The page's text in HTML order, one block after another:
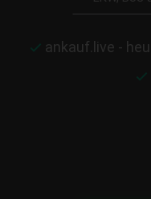
ankauf.live -